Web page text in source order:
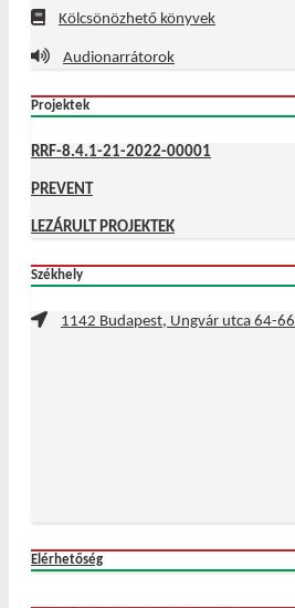
Kölcsönözhető könyvek
Audionarrátorok
Projektek
RRF-8.4.1-21-2022-00001
PREVENT
LEZÁRULT PROJEKTEK
Székhely
1142 Budapest, Ungvár utca 64-66
Elérhetőség